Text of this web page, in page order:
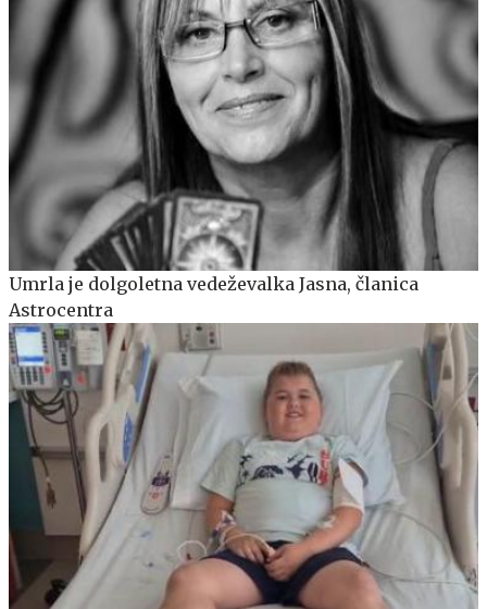
Umrla je dolgoletna vedeževalka Jasna, članica
Astrocentra